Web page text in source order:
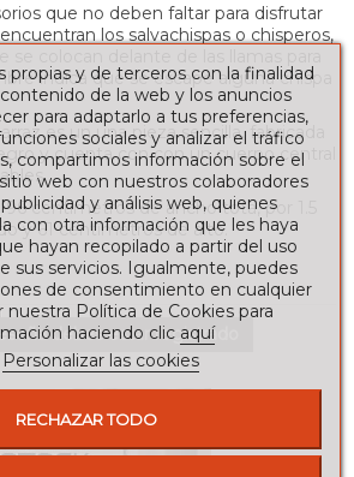
que no deben faltar para disfrutar
los salvachispas o chisperos,
indica que se escape alguna chispa
es un una pieza sencilla, fabricada
y cuenta con con un cuerpo central
96 centímetros de ancho tota, por 1.5
y 61 centímetros de alto.
debes estar registrado
propias y de terceros con la finalidad
de la web y los anuncios
para adaptarlo a tus preferencias,
sociales y analizar el tráfico
compartimos información sobre el
web con nuestros colaboradores
y análisis web, quienes
con otra información que les haya
hayan recopilado a partir del uso
sus servicios. Igualmente, puedes
de consentimiento en cualquier
Política de Cookies para
haciendo clic aquí
Personalizar las cookies
RECHAZAR TODO